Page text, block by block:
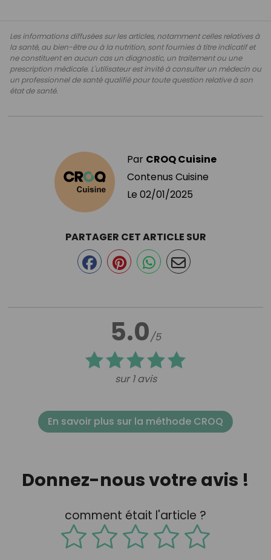
Les informations diffusées sur les articles, notamment celles relatives à
la santé, au bien-être ou à la nutrition, sont fournies à titre indicatif et
ne constituent en aucun cas un diagnostic, un traitement ou une
prescription médicale. L'utilisateur est invité à consulter un médecin ou
un professionnel de santé qualifié pour toute question relative à son
état de santé.
Par CROQ Cuisine
Contenus Cuisine
Le 02/01/2025
5.0/5
sur 1 avis
PARTAGER CET ARTICLE SUR
En savoir plus sur la méthode CROQ
Donnez-nous votre avis !
comment était l'article ?